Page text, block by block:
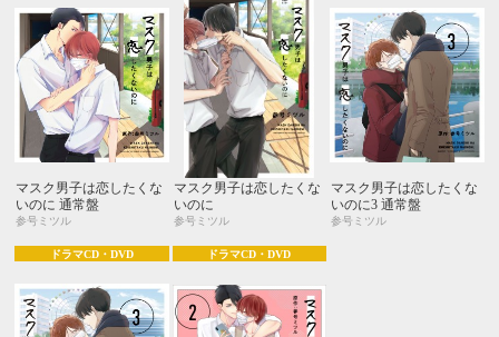
マスク男子は恋したくな
いのに 通常盤
参号ミツル
マスク男子は恋したくな
いのに
参号ミツル
マスク男子は恋したくな
いのに3 通常盤
参号ミツル
ドラマCD・DVD ドラマCD・DVD